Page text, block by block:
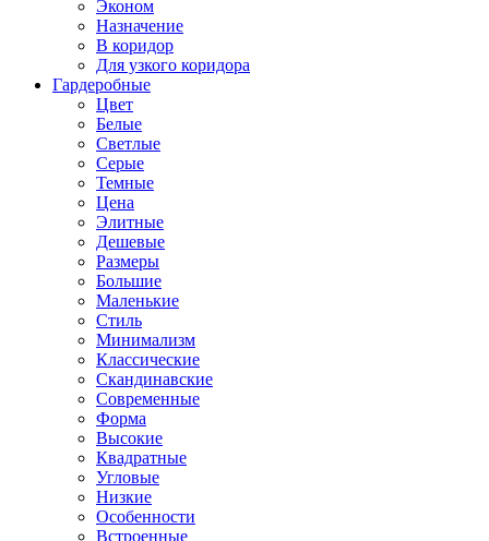
Эконом
Назначение
В коридор
Для узкого коридора
Гардеробные
Цвет
Белые
Светлые
Серые
Темные
Цена
Элитные
Дешевые
Размеры
Большие
Маленькие
Стиль
Минимализм
Классические
Скандинавские
Современные
Форма
Высокие
Квадратные
Угловые
Низкие
Особенности
Встроенные